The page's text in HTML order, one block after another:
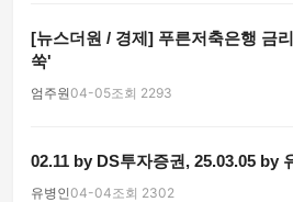
[뉴스더원 / 경제] 푸른저축은행 금
쑥'
엄주원04-05조회 2293
02.11 by DS투자증권, 25.03.05 by
유병인04-04조회 2302